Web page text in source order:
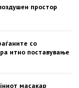
простор
со
итно поставување
масакар